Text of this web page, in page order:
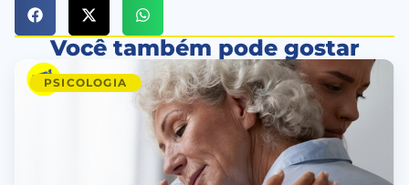
Você também pode gostar
PSICOLOGIA